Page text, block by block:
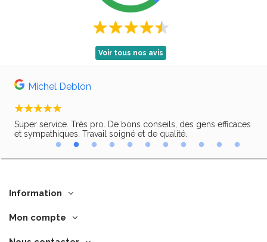
Voir tous nos avis
Michel Deblon
Super service. Très pro. De bons conseils, des gens efficaces
et sympathiques. Travail soigné et de qualité.
Information
Mon compte